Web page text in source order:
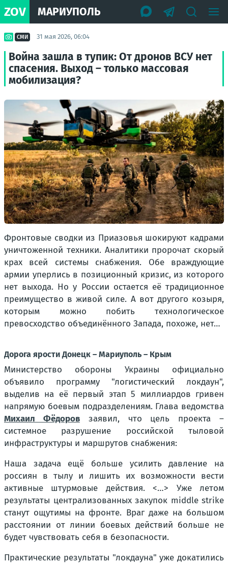
ZOV МАРИУПОЛЬ
СМИ 31 мая 2026, 06:04
Война зашла в тупик: От дронов ВСУ нет
спасения. Выход – только массовая
мобилизация?
Фронтовые сводки из Приазовья шокируют кадрами
уничтоженной техники. Аналитики пророчат скорый
крах всей системы снабжения. Обе враждующие
армии уперлись в позиционный кризис, из которого
нет выхода. Но у России остается её традиционное
преимущество в живой силе. А вот другого козыря,
которым можно побить технологическое
превосходство объединённого Запада, похоже, нет…
Дорога ярости Донецк – Мариуполь – Крым
Министерство обороны Украины официально
объявило программу "логистический локдаун",
выделив на её первый этап 5 миллиардов гривен
напрямую боевым подразделениям. Глава ведомства
Михаил Фёдоровзаявил, что цель проекта –
системное разрушение российской тыловой
инфраструктуры и маршрутов снабжения:
Наша задача ещё больше усилить давление на
россиян в тылу и лишить их возможности вести
активные штурмовые действия. <…> Уже летом
результаты централизованных закупок middle strike
станут ощутимы на фронте. Враг даже на большом
расстоянии от линии боевых действий больше не
будет чувствовать себя в безопасности.
Практические результаты "локдауна" уже докатились